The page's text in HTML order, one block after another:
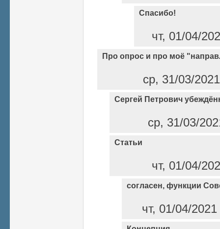
Спасибо!
чт, 01/04/
Про опрос и про моё
ср, 31/03/
Сергей Петрович
ср, 31/03/
Статьи
чт, 01/04/
согласен, функции
чт, 01/04/